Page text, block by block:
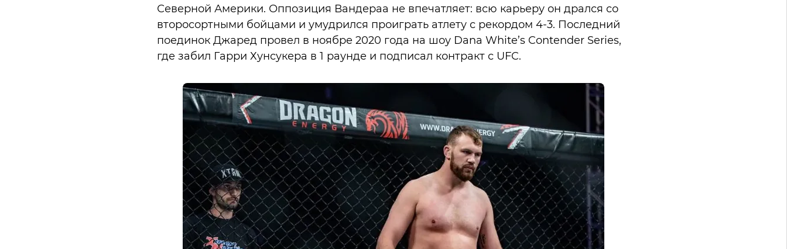
Северной Америки. Оппозиция Вандераа не впечатляет: всю карьеру он дрался со
второсортными бойцами и умудрился проиграть атлету с рекордом 4-3. Последний
поединок Джаред провел в ноябре 2020 года на шоу Dana White’s Contender Series,
где забил Гарри Хунсукера в 1 раунде и подписал контракт с UFC.